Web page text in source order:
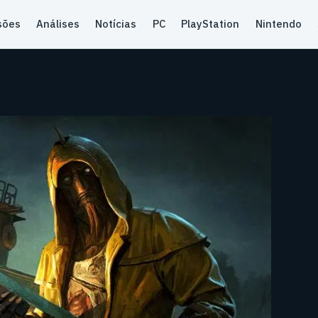
Análises Notícias PC PlayStation Nintendo